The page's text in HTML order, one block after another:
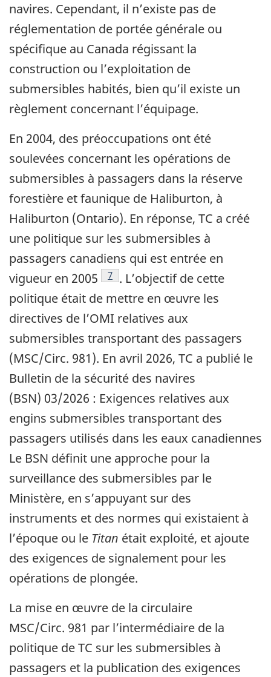
navires. Cependant, il n’existe pas de
réglementation de portée générale ou
spécifique au Canada régissant la
construction ou l’exploitation de
submersibles habités, bien qu’il existe un
règlement concernant l’équipage.
En 2004, des préoccupations ont été
soulevées concernant les opérations de
submersibles à passagers dans la réserve
forestière et faunique de Haliburton, à
Haliburton (Ontario). En réponse, TC a créé
une politique sur les submersibles à
passagers canadiens qui est entrée en
vigueur en 2005
7 . L’objectif de cette
politique était de mettre en œuvre les
directives de l’OMI relatives aux
submersibles transportant des passagers
(MSC/Circ. 981). En avril 2026, TC a publié le
Bulletin de la sécurité des navires
(BSN) 03/2026 : Exigences relatives aux
engins submersibles transportant des
passagers utilisés dans les eaux canadiennes
Le BSN définit une approche pour la
surveillance des submersibles par le
Ministère, en s’appuyant sur des
instruments et des normes qui existaient à
l’époque ou le Titan était exploité, et ajoute
des exigences de signalement pour les
opérations de plongée.
La mise en œuvre de la circulaire
MSC/Circ. 981 par l’intermédiaire de la
politique de TC sur les submersibles à
passagers et la publication des exigences